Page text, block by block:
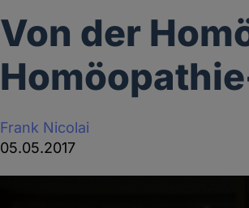
Von der
Frank Nicolai
05.05.2017